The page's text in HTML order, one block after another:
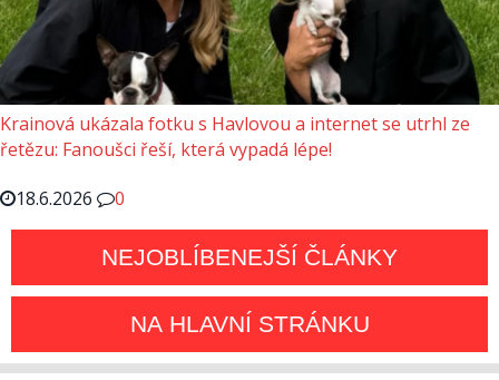
Krainová ukázala fotku s Havlovou a internet se utrhl ze
řetězu: Fanoušci řeší, která vypadá lépe!
18.6.2026
0
NEJOBLÍBENEJŠÍ ČLÁNKY
NA HLAVNÍ STRÁNKU